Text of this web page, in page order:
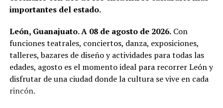
Mientras que para interactuar con los gamos, el costo es
de 25 pesos por 10 minutos; la persona puede ingresar
al bosque interactivo de los venados y tener el
acercamiento con ellos.
Tanto para los agapornis como los gamos, la
interacción solo se permite sábados y domingos de 10 de
la mañana a 5 de la tarde.
importantes del estado.
León, Guanajuato. A 08 de agosto de 2026.Con
funciones teatrales, conciertos, danza, exposiciones,
talleres, bazares de diseño y actividades para todas las
edades, agosto es el momento ideal para recorrer León y
disfrutar de una ciudad donde la cultura se vive en cada
rincón.